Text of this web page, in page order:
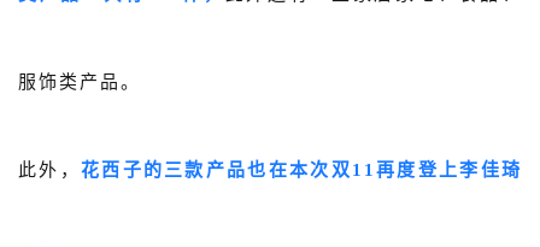
服饰类产品。
此外， 花西子的三款产品也在本次双11再度登上李佳琦